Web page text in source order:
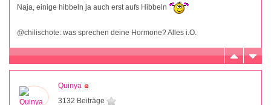
Naja, einige hibbeln ja auch erst aufs Hibbeln
@chilischote: was sprechen deine Hormone? Alles i.O.
Quinya
3132 Beiträge